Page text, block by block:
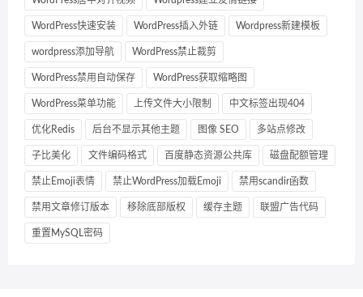
WordPress快速安装 WordPress插入外链 Wordpress新建模板
wordpress添加导航 WordPress禁止裁剪
WordPress禁用自动保存 WordPress获取缩略图
WordPress菜单功能 上传文件大小限制 中文标签出现404
优化Redis 后台不显示其他主题 图像 SEO 多站点修改
子比美化 文件编码格式 百度静态资源公共库 磁盘配额管理
禁止Emoji表情 禁止WordPress加载Emoji 禁用scandir函数
禁用文章修订版本 移除底部版权 缓存主题 联盟广告代码
重置MySQL密码